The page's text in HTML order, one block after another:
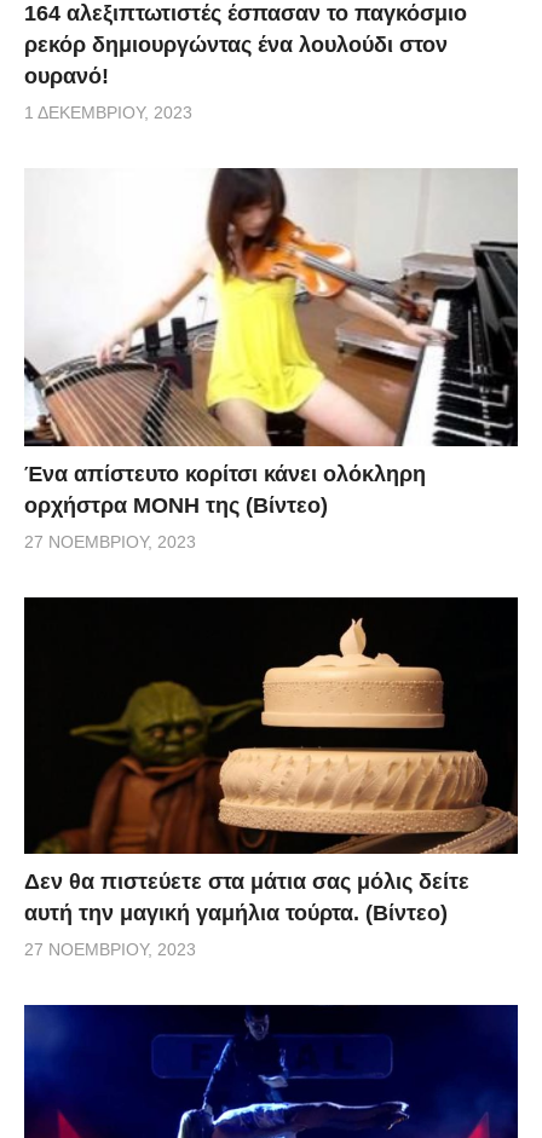
164 αλεξιπτωτιστές έσπασαν το παγκόσμιο
ρεκόρ δημιουργώντας ένα λουλούδι στον
ουρανό!
1 ΔΕΚΕΜΒΡΊΟΥ, 2023
Ένα απίστευτο κορίτσι κάνει ολόκληρη
ορχήστρα ΜΟΝΗ της (Βίντεο)
27 ΝΟΕΜΒΡΊΟΥ, 2023
Δεν θα πιστεύετε στα μάτια σας μόλις δείτε
αυτή την μαγική γαμήλια τούρτα. (Βίντεο)
27 ΝΟΕΜΒΡΊΟΥ, 2023